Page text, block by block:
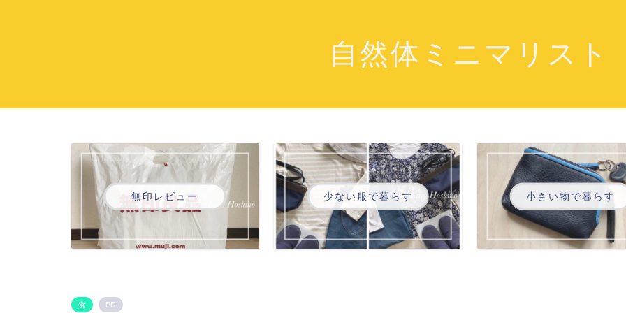
自然体ミニマリスト
無印レビュー 少ない服で暮らす 小さい物で暮らす
食 PR